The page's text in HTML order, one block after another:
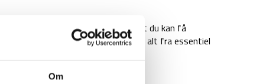
Om
fokus på både vand og mad, samt du kan få
dig i. I medium nødpakken er der alt fra essentiel